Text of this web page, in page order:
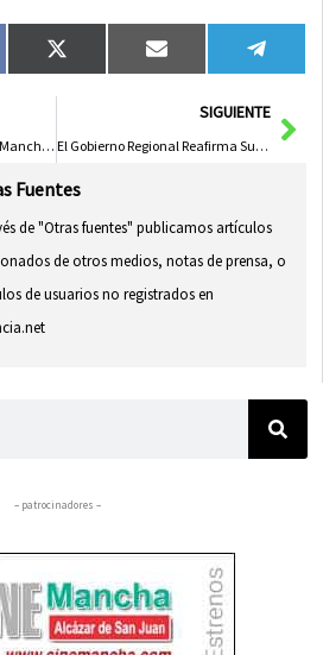
Compartir
en
X
(Twitter)
Compartir
en
Email
en
El Gobierno de Castilla-La Mancha Celebra Logros Deportivos y Destaca el Deporte como Reflejo de Valores
SIGUIENTE
El Gobierno Regional Reafirma Su Apoyo a los Premios Pávez para Destacar el Talento de las Mujeres Cineastas
Fuentes
de "Otras fuentes" publicamos artículos
de otros medios, notas de prensa, o
de usuarios no registrados en
– patrocinadores –